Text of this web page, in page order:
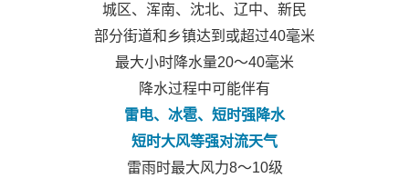
城区、浑南、沈北、辽中、新民
部分街道和乡镇达到或超过40毫米
最大小时降水量20～40毫米
降水过程中可能伴有
雷电、冰雹、短时强降水
短时大风等强对流天气
雷雨时最大风力8～10级